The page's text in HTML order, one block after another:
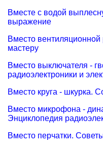
Вместе с водой
выражение
Вместо
мастеру
Вместо выключателя -
радиоэлектроники и
Вместо круга - шкурка.
Вместо микрофона -
Энциклопедия
Вместо перчатки.